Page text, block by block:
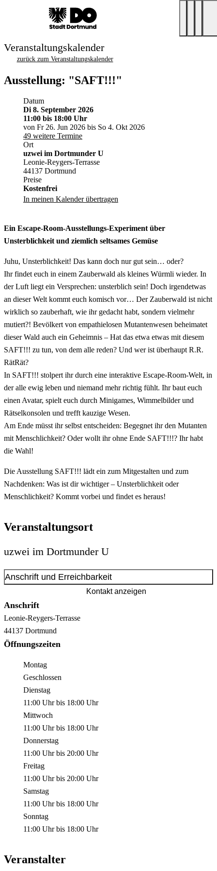
Veranstaltungskalender
zurück zum Veranstaltungskalender
Ausstellung: "SAFT!!!"
Datum
Di 8. September 2026
11:00 bis 18:00 Uhr
von Fr 26. Jun 2026 bis So 4. Okt 2026
49 weitere Termine
Ort
uzwei im Dortmunder U
Leonie-Reygers-Terrasse
44137 Dortmund
Preise
Kostenfrei
In meinen Kalender übertragen
Ein Escape-Room-Ausstellungs-Experiment über
Unsterblichkeit und ziemlich seltsames Gemüse
Juhu, Unsterblichkeit! Das kann doch nur gut sein… oder?
Ihr findet euch in einem Zauberwald als kleines Würmli wieder. In
der Luft liegt ein Versprechen: unsterblich sein! Doch irgendetwas
an dieser Welt kommt euch komisch vor… Der Zauberwald ist nicht
wirklich so zauberhaft, wie ihr gedacht habt, sondern vielmehr
mutiert?! Bevölkert von empathielosen Mutantenwesen beheimatet
dieser Wald auch ein Geheimnis – Hat das etwa etwas mit diesem
SAFT!!! zu tun, von dem alle reden? Und wer ist überhaupt R.R.
RätRät?
In SAFT!!! stolpert ihr durch eine interaktive Escape-Room-Welt, in
der alle ewig leben und niemand mehr richtig fühlt. Ihr baut euch
einen Avatar, spielt euch durch Minigames, Wimmelbilder und
Rätselkonsolen und trefft kauzige Wesen.
Am Ende müsst ihr selbst entscheiden: Begegnet ihr den Mutanten
mit Menschlichkeit? Oder wollt ihr ohne Ende SAFT!!!? Ihr habt
die Wahl!
Die Ausstellung SAFT!!! lädt ein zum Mitgestalten und zum
Nachdenken: Was ist dir wichtiger – Unsterblichkeit oder
Menschlichkeit? Kommt vorbei und findet es heraus!
Veranstaltungsort
uzwei im Dortmunder U
Anschrift und Erreichbarkeit
Kontakt anzeigen
Anschrift
Leonie-Reygers-Terrasse
44137 Dortmund
Öffnungszeiten
Montag
Geschlossen
Dienstag
11:00 Uhrbis 18:00 Uhr
Mittwoch
11:00 Uhrbis 18:00 Uhr
Donnerstag
11:00 Uhrbis 20:00 Uhr
Freitag
11:00 Uhrbis 20:00 Uhr
Samstag
11:00 Uhrbis 18:00 Uhr
Sonntag
11:00 Uhrbis 18:00 Uhr
Veranstalter